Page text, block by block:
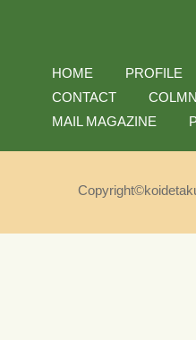
HOME PROFILE
CONTACT
COLMN
MAIL MAGAZINE